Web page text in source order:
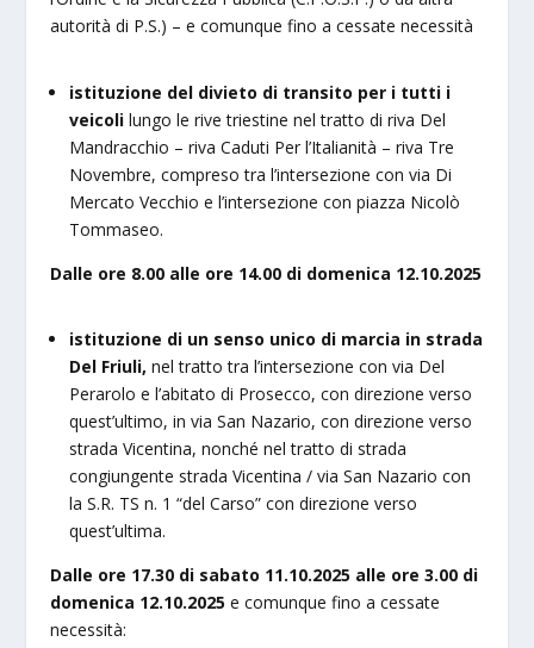
autorità di P.S.) – e comunque fino a cessate necessità
istituzione del divieto di transito per i tutti i
veicolilungo le rive triestine nel tratto di riva Del
Mandracchio – riva Caduti Per l’Italianità – riva Tre
Novembre, compreso tra l’intersezione con via Di
Mercato Vecchio e l’intersezione con piazza Nicolò
Tommaseo.
Dalle ore 8.00 alle ore 14.00 di domenica 12.10.2025
istituzione di un senso unico di marcia in strada
Del Friuli, nel tratto tra l’intersezione con via Del
Perarolo e l’abitato di Prosecco, con direzione verso
quest’ultimo, in via San Nazario, con direzione verso
strada Vicentina, nonché nel tratto di strada
congiungente strada Vicentina / via San Nazario con
la S.R. TS n. 1 “del Carso” con direzione verso
quest’ultima.
Dalle ore 17.30 di sabato 11.10.2025 alle ore 3.00 di
domenica 12.10.2025 e comunque fino a cessate
necessità: